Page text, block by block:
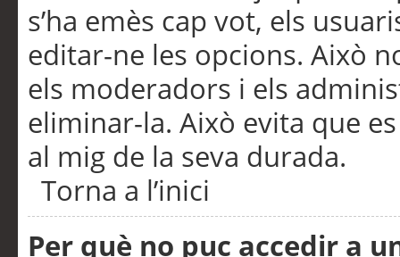
s’ha emès cap vot, els
editar-ne les opcions. Això
els moderadors i els
eliminar-la. Això evita que
al mig de la seva durada.
Torna a l’inici
Per què no puc accedir a